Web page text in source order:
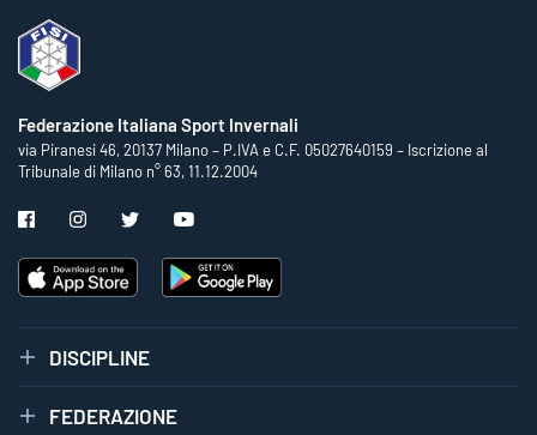
Federazione Italiana Sport Invernali
via Piranesi 46, 20137 Milano – P.IVA e C.F. 05027640159 – Iscrizione al
Tribunale di Milano n° 63, 11.12.2004
DISCIPLINE
FEDERAZIONE